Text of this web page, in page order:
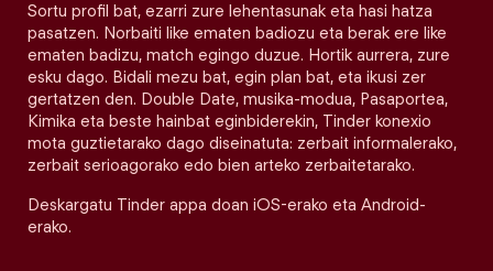
Sortu profil bat, ezarri zure lehentasunak eta hasi hatza
pasatzen. Norbaiti like ematen badiozu eta berak ere like
ematen badizu, match egingo duzue. Hortik aurrera, zure
esku dago. Bidali mezu bat, egin plan bat, eta ikusi zer
gertatzen den. Double Date, musika-modua, Pasaportea,
Kimika eta beste hainbat eginbiderekin, Tinder konexio
mota guztietarako dago diseinatuta: zerbait informalerako,
zerbait serioagorako edo bien arteko zerbaitetarako.
Deskargatu Tinder appa doan iOS-erako eta Android-
erako.